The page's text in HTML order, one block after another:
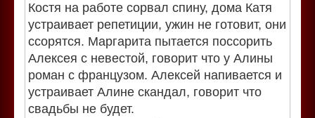
Костя на работе сорвал спину, дома Катя
устраивает репетиции, ужин не готовит, они
ссорятся. Маргарита пытается поссорить
Алексея с невестой, говорит что у Алины
роман с французом. Алексей напивается и
устраивает Алине скандал, говорит что
свадьбы не будет.